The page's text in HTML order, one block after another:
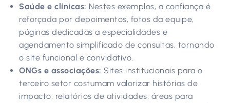
Saúde e clínicas: Nestes exemplos, a confiança é
reforçada por depoimentos, fotos da equipe,
páginas dedicadas a especialidades e
agendamento simplificado de consultas, tornando
o site funcional e convidativo.
ONGs e associações: Sites institucionais para o
terceiro setor costumam valorizar histórias de
impacto, relatórios de atividades, áreas para